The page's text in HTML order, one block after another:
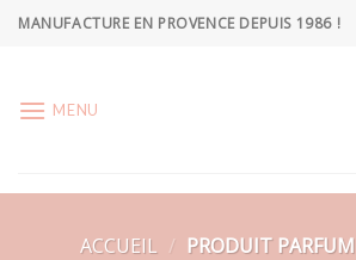
SkipMANUFACTURE EN PROVENCE DEPUIS 1986 !
MENU
ACCUEIL / PRODUIT PARFUM